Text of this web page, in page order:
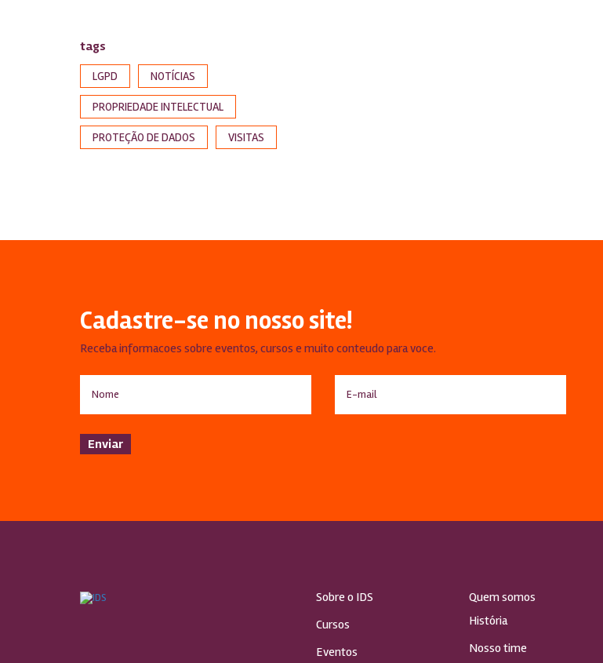
tags
LGPD NOTÍCIAS
PROPRIEDADE INTELECTUAL
PROTEÇÃO DE DADOS VISITAS
Cadastre-se no nosso site!
Receba informacoes sobre eventos, cursos e muito conteudo para voce.
Sobre o IDS
Cursos
Eventos
Quem somos
História
Nosso time